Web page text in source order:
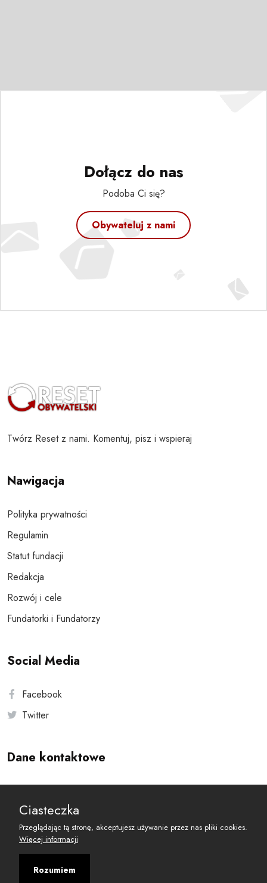
Dołącz do nas
Podoba Ci się?
Obywateluj z nami
Twórz Reset z nami. Komentuj, pisz i wspieraj
Nawigacja
Polityka prywatności
Regulamin
Statut fundacji
Redakcja
Rozwój i cele
Fundatorki i Fundatorzy
Social Media
Facebook
Twitter
Dane kontaktowe
reset@resetobywatelski.pl
Ciasteczka
Przeglądając tą stronę, akceptujesz używanie przez nas pliki cookies.
Więcej informacji
Rozumiem